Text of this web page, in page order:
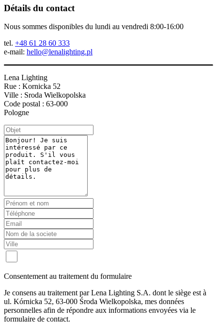
Détails du contact
Nous sommes disponibles du lundi au vendredi 8:00-16:00
tel. +48 61 28 60 333
e-mail: hello@lenalighting.pl
Lena Lighting
Rue : Kornicka 52
Ville : Sroda Wielkopolska
Code postal : 63-000
Pologne
Consentement au traitement du formulaire
Je consens au traitement par Lena Lighting S.A. dont le siège est à
ul. Kórnicka 52, 63-000 Środa Wielkopolska, mes données
personnelles afin de répondre aux informations envoyées via le
formulaire de contact.